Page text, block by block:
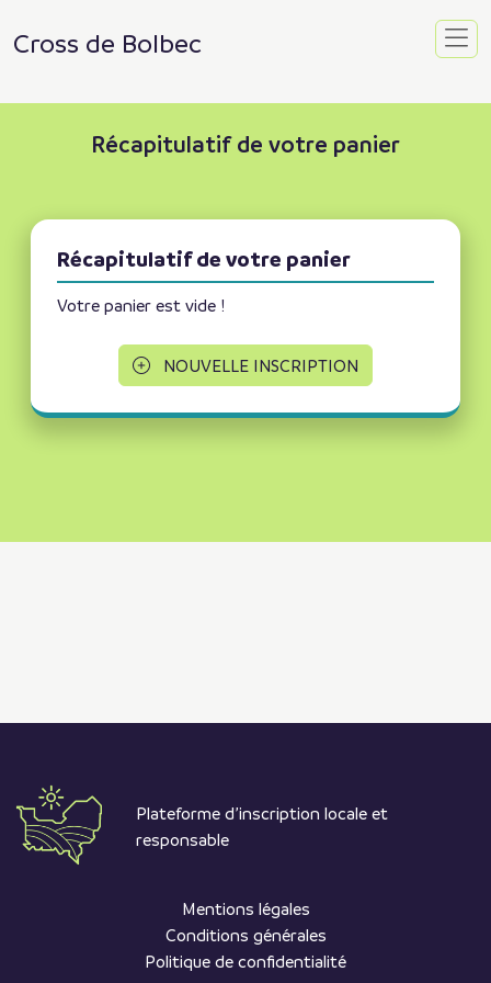
Cross de Bolbec
Récapitulatif de votre panier
Récapitulatif de votre panier
Votre panier est vide !
NOUVELLE INSCRIPTION
Plateforme d’inscription locale et
responsable
Mentions légales
Conditions générales
Politique de confidentialité